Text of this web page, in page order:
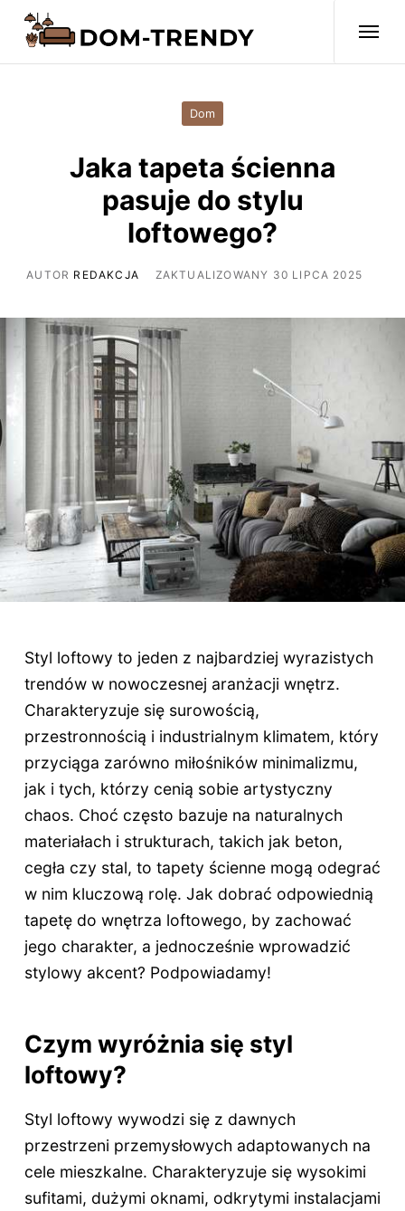
Dom
Jaka tapeta ścienna
pasuje do stylu
loftowego?
AUTOR REDAKCJA ZAKTUALIZOWANY 30 LIPCA 2025
Styl loftowy to jeden z najbardziej wyrazistych
trendów w nowoczesnej aranżacji wnętrz.
Charakteryzuje się surowością,
przestronnością i industrialnym klimatem, który
przyciąga zarówno miłośników minimalizmu,
jak i tych, którzy cenią sobie artystyczny
chaos. Choć często bazuje na naturalnych
materiałach i strukturach, takich jak beton,
cegła czy stal, to tapety ścienne mogą odegrać
w nim kluczową rolę. Jak dobrać odpowiednią
tapetę do wnętrza loftowego, by zachować
jego charakter, a jednocześnie wprowadzić
stylowy akcent? Podpowiadamy!
Czym wyróżnia się styl
loftowy?
Styl loftowy wywodzi się z dawnych
przestrzeni przemysłowych adaptowanych na
cele mieszkalne. Charakteryzuje się wysokimi
sufitami, dużymi oknami, odkrytymi instalacjami